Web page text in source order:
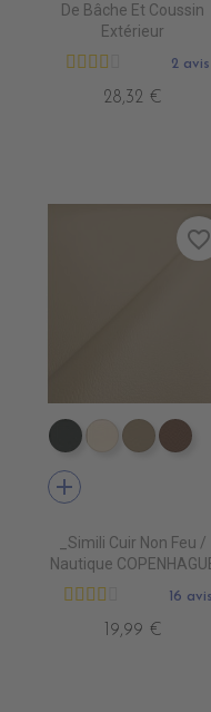
De Bâche Et Coussin
Extérieur
2 avis
28,32 €
EN7005 VERT
EN7001
add
_Simili Cuir Non Feu /
Nautique
16 avis
19,99 €
favorite_border